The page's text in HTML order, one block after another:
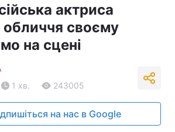
актриса
своєму
на сцені
1 хв. 243005
на нас в Google